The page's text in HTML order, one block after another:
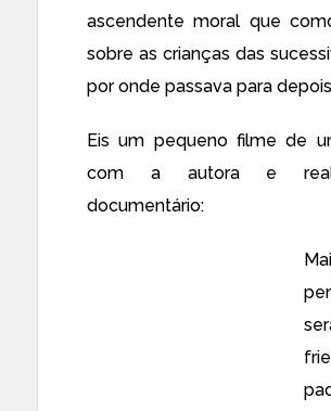
ascendente moral que
sobre as crianças das
por onde passava para
Eis um pequeno filme de
com a autora e
documentário: